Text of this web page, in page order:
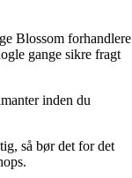
Blossom forhandlere
gange sikre fragt
inden du
så bør det for det